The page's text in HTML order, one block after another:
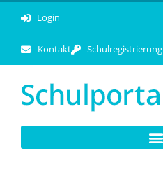
Login
Kontakt Schulregistrierung